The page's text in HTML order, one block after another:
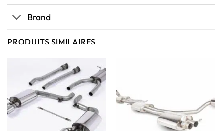
Brand
PRODUITS SIMILAIRES